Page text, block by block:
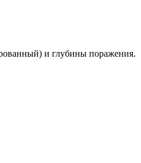
и глубины поражения.